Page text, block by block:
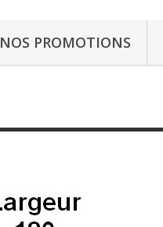
NOS PROMOTIONS